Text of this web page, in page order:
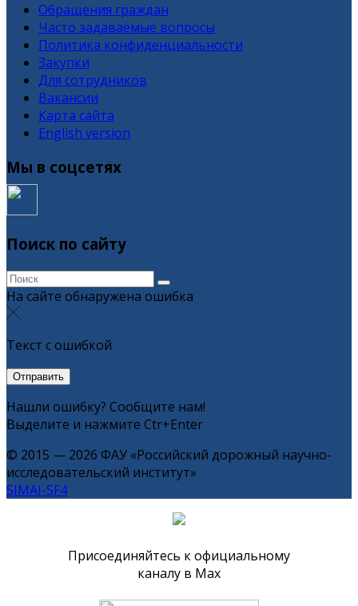
Обращения граждан
Часто задаваемые вопросы
Политика конфиденциальности
Закупки
Для сотрудников
Вакансии
Карта сайта
English version
Мы в соцсетях
Поиск по сайту
На сайте обнаружена ошибка
Текст с ошибкой
Нашли ошибку? Сообщите нам!
Выделите и нажмите Ctr+Enter
© 2015 — 2026 ФАУ «Российский дорожный научно-
исследовательский институт»
SIMAI-SF4
Присоединяйтесь к официальному
каналу в Max